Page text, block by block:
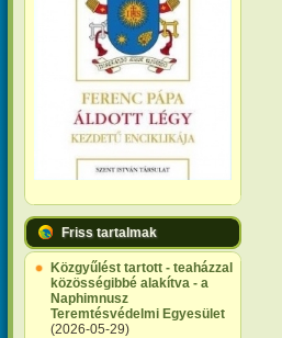
Friss tartalmak
Közgyűlést tartott - teaházzal
közösségibbé alakítva - a
Naphimnusz
Teremtésvédelmi Egyesület
(2026-05-29)